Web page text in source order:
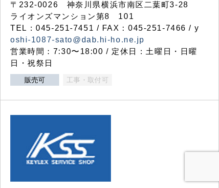
〒232-0026 神奈川県横浜市南区二葉町3-28
ライオンズマンション第8 101
TEL：045-251-7451 / FAX：045-251-7466 / y
oshi-1087-sato@dab.hi-ho.ne.jp
営業時間：7:30〜18:00 / 定休日：土曜日・日曜
日・祝祭日
販売可 工事・取付可